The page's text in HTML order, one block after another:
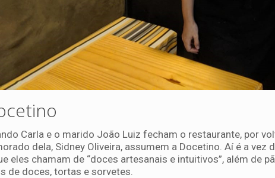
Carla e o marido João Luiz fecham o restaurante, por
dela, Sidney Oliveira, assumem a Docetino. Aí é a
eles chamam de “doces artesanais e intuitivos”, além de
de doces, tortas e sorvetes.